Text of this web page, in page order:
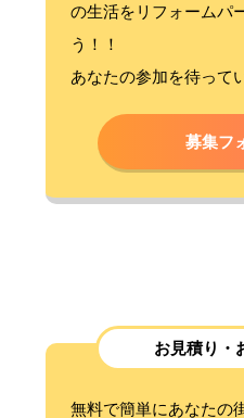
の生活をリフォームパ
う！！
あなたの参加を待って
募集フ
お見積り・
無料で簡単にあなたの